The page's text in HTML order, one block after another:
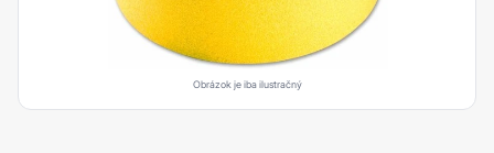
Obrázok je iba ilustračný